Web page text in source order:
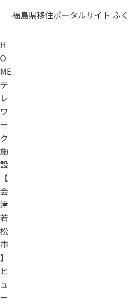
福島県移住ポータルサイト ふ
H
O
ME
テ
レ
ワ
ー
ク
施
設
【
会
津
若
松
市
】
ヒ
ュ
ー